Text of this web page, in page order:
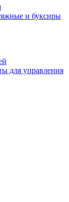
и буксиры
для управления